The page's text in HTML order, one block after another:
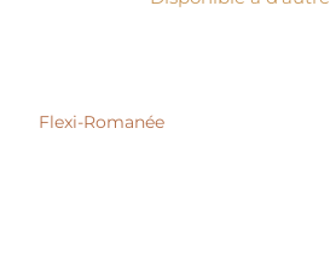
Flexi-Romanée